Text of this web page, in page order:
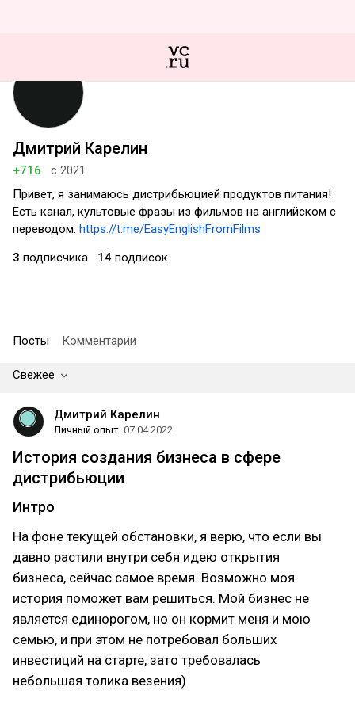
Дмитрий Карелин
+716
с 2021
Привет, я занимаюсь дистрибьюцией продуктов питания!
Есть канал, культовые фразы из фильмов на английском с
переводом: https://t.me/EasyEnglishFromFilms
3 подписчика 14 подписок
Посты Комментарии
Свежее
Дмитрий Карелин
Личный опыт 07.04.2022
История создания бизнеса в сфере
дистрибьюции
Интро
На фоне текущей обстановки, я верю, что если вы
давно растили внутри себя идею открытия
бизнеса, сейчас самое время. Возможно моя
история поможет вам решиться. Мой бизнес не
является единорогом, но он кормит меня и мою
семью, и при этом не потребовал больших
инвестиций на старте, зато требовалась
небольшая толика везения)